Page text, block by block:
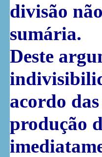
divisão
sumária.
Deste
acordo
produção